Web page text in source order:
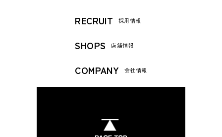
RECRUIT 採用情報
SHOPS 店舗情報
COMPANY 会社情報